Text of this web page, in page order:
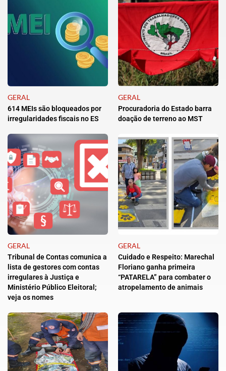
GERAL
614 MEIs são bloqueados por
irregularidades fiscais no ES
GERAL
Procuradoria do Estado barra
doação de terreno ao MST
GERAL
Tribunal de Contas comunica a
lista de gestores com contas
irregulares à Justiça e
Ministério Público Eleitoral;
veja os nomes
GERAL
Cuidado e Respeito: Marechal
Floriano ganha primeira
“PATARELA” para combater o
atropelamento de animais